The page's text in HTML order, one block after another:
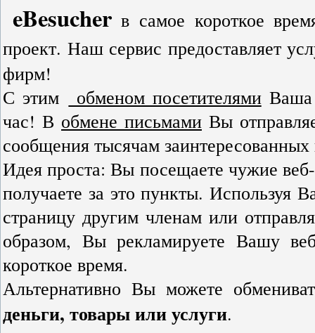
eBesucherв самое короткое
проект. Наш сервис предоставляет
фирм!
С этим
обменом посетителямиВаша
час! В обмене письмами Вы
сообщения тысячам заинтересованных
Идея проста: Вы посещаете чужие
получаете за это пункты.
страницу другим членам или
образом, Вы рекламируете Вашу
короткое время.
Альтернативно Вы можете
деньги, товары или услуги.